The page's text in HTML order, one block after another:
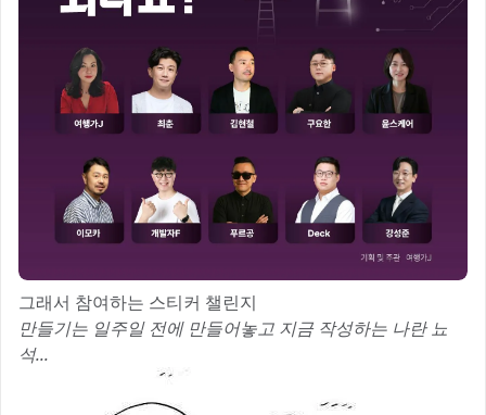
그래서 참여하는 스티커 챌린지
만들기는 일주일 전에 만들어놓고 지금 작성하는 나란 뇨
석...